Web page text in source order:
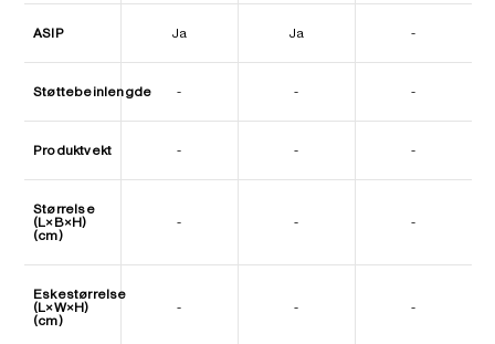
ASIP Ja Ja -
Støttebeinlengde - - -
Produktvekt - - -
Størrelse
(L×B×H)
(cm)
- - -
Eskestørrelse
(L×W×H)
(cm)
- - -